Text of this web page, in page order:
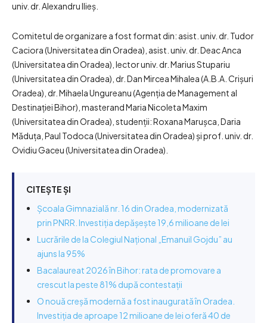
univ. dr. Alexandru Ilieș.
Comitetul de organizare a fost format din: asist. univ. dr. Tudor
Caciora (Universitatea din Oradea), asist. univ. dr. Deac Anca
(Universitatea din Oradea), lector univ. dr. Marius Stupariu
(Universitatea din Oradea), dr. Dan Mircea Mihalea (A.B.A. Crișuri
Oradea), dr. Mihaela Ungureanu (Agenția de Management al
Destinației Bihor), masterand Maria Nicoleta Maxim
(Universitatea din Oradea), studenții: Roxana Marușca, Daria
Măduța, Paul Todoca (Universitatea din Oradea) și prof. univ. dr.
Ovidiu Gaceu (Universitatea din Oradea).
CITEȘTE ȘI
Școala Gimnazială nr. 16 din Oradea, modernizată
prin PNRR. Investiția depășește 19,6 milioane de lei
Lucrările de la Colegiul Național „Emanuil Gojdu” au
ajuns la 95%
Bacalaureat 2026 în Bihor: rata de promovare a
crescut la peste 81% după contestații
O nouă creșă modernă a fost inaugurată în Oradea.
Investiția de aproape 12 milioane de lei oferă 40 de